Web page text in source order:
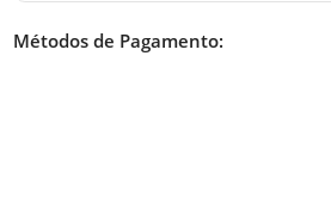
Métodos de Pagamento: